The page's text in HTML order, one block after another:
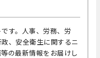
す。人事、労務、労
、安全衛生に関するニ
の最新情報をお届けし